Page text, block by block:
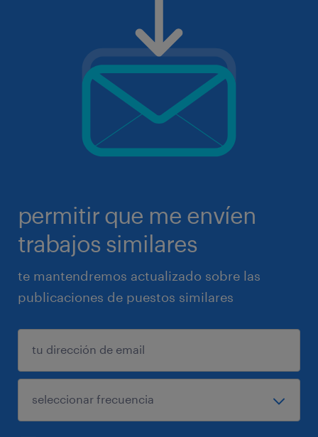
permitir que me envíen
trabajos similares
te mantendremos actualizado sobre las
publicaciones de puestos similares